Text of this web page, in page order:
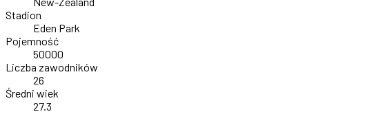
Stadion
Eden Park
Pojemność
50000
Liczba zawodników
26
Średni wiek
27.3